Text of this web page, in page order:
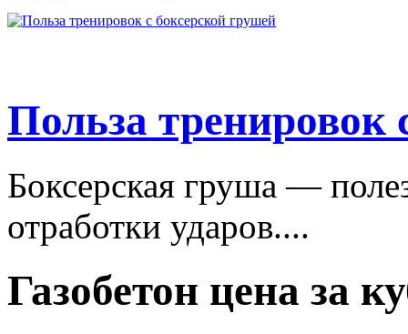
Польза тренировок
Боксерская груша —
отработки ударов....
Газобетон цена за